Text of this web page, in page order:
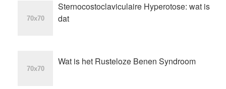
Sternocostoclaviculaire Hyperotose: wat is
dat
Wat is het Rusteloze Benen Syndroom